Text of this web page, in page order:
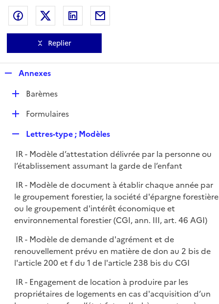
Partager sur Facebook
Partager sur Twitter
Partager sur LinkedIn
Replier
p
l
i
e
Annexes
D
e
r
Barèmes
D
l
i
e
r
Formulaires
p
l
i
r
Lettres-type ; Modèles
IR - Modèle d’attestation délivrée par la personne ou
l’établissement assumant la garde de l’enfant
IR - Modèle de document à établir chaque année par
le groupement forestier, la société d'épargne forestière
ou le groupement d'intérêt économique et
environnemental forestier (CGI, ann. III, art. 46 AGI)
IR - Modèle de demande d'agrément et de
renouvellement prévu en matière de don au 2 bis de
l'article 200 et f du 1 de l'article 238 bis du CGI
IR - Engagement de location à produire par les
propriétaires de logements en cas d'acquisition d’un